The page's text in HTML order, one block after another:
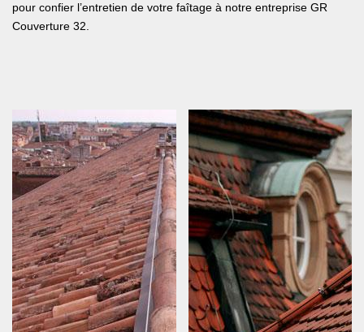
pour confier l’entretien de votre faîtage à notre entreprise GR
Couverture 32.